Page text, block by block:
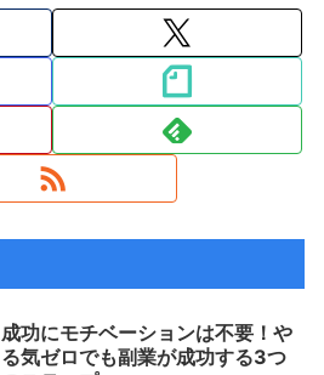
成功にモチベーションは不要！や
る気ゼロでも副業が成功する3つ